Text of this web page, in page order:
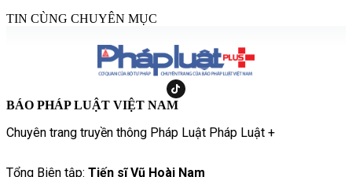
TIN CÙNG CHUYÊN MỤC
BÁO PHÁP LUẬT VIỆT NAM
Chuyên trang truyền thông Pháp Luật Pháp Luật +
Tổng Biên tập: Tiến sĩ Vũ Hoài Nam